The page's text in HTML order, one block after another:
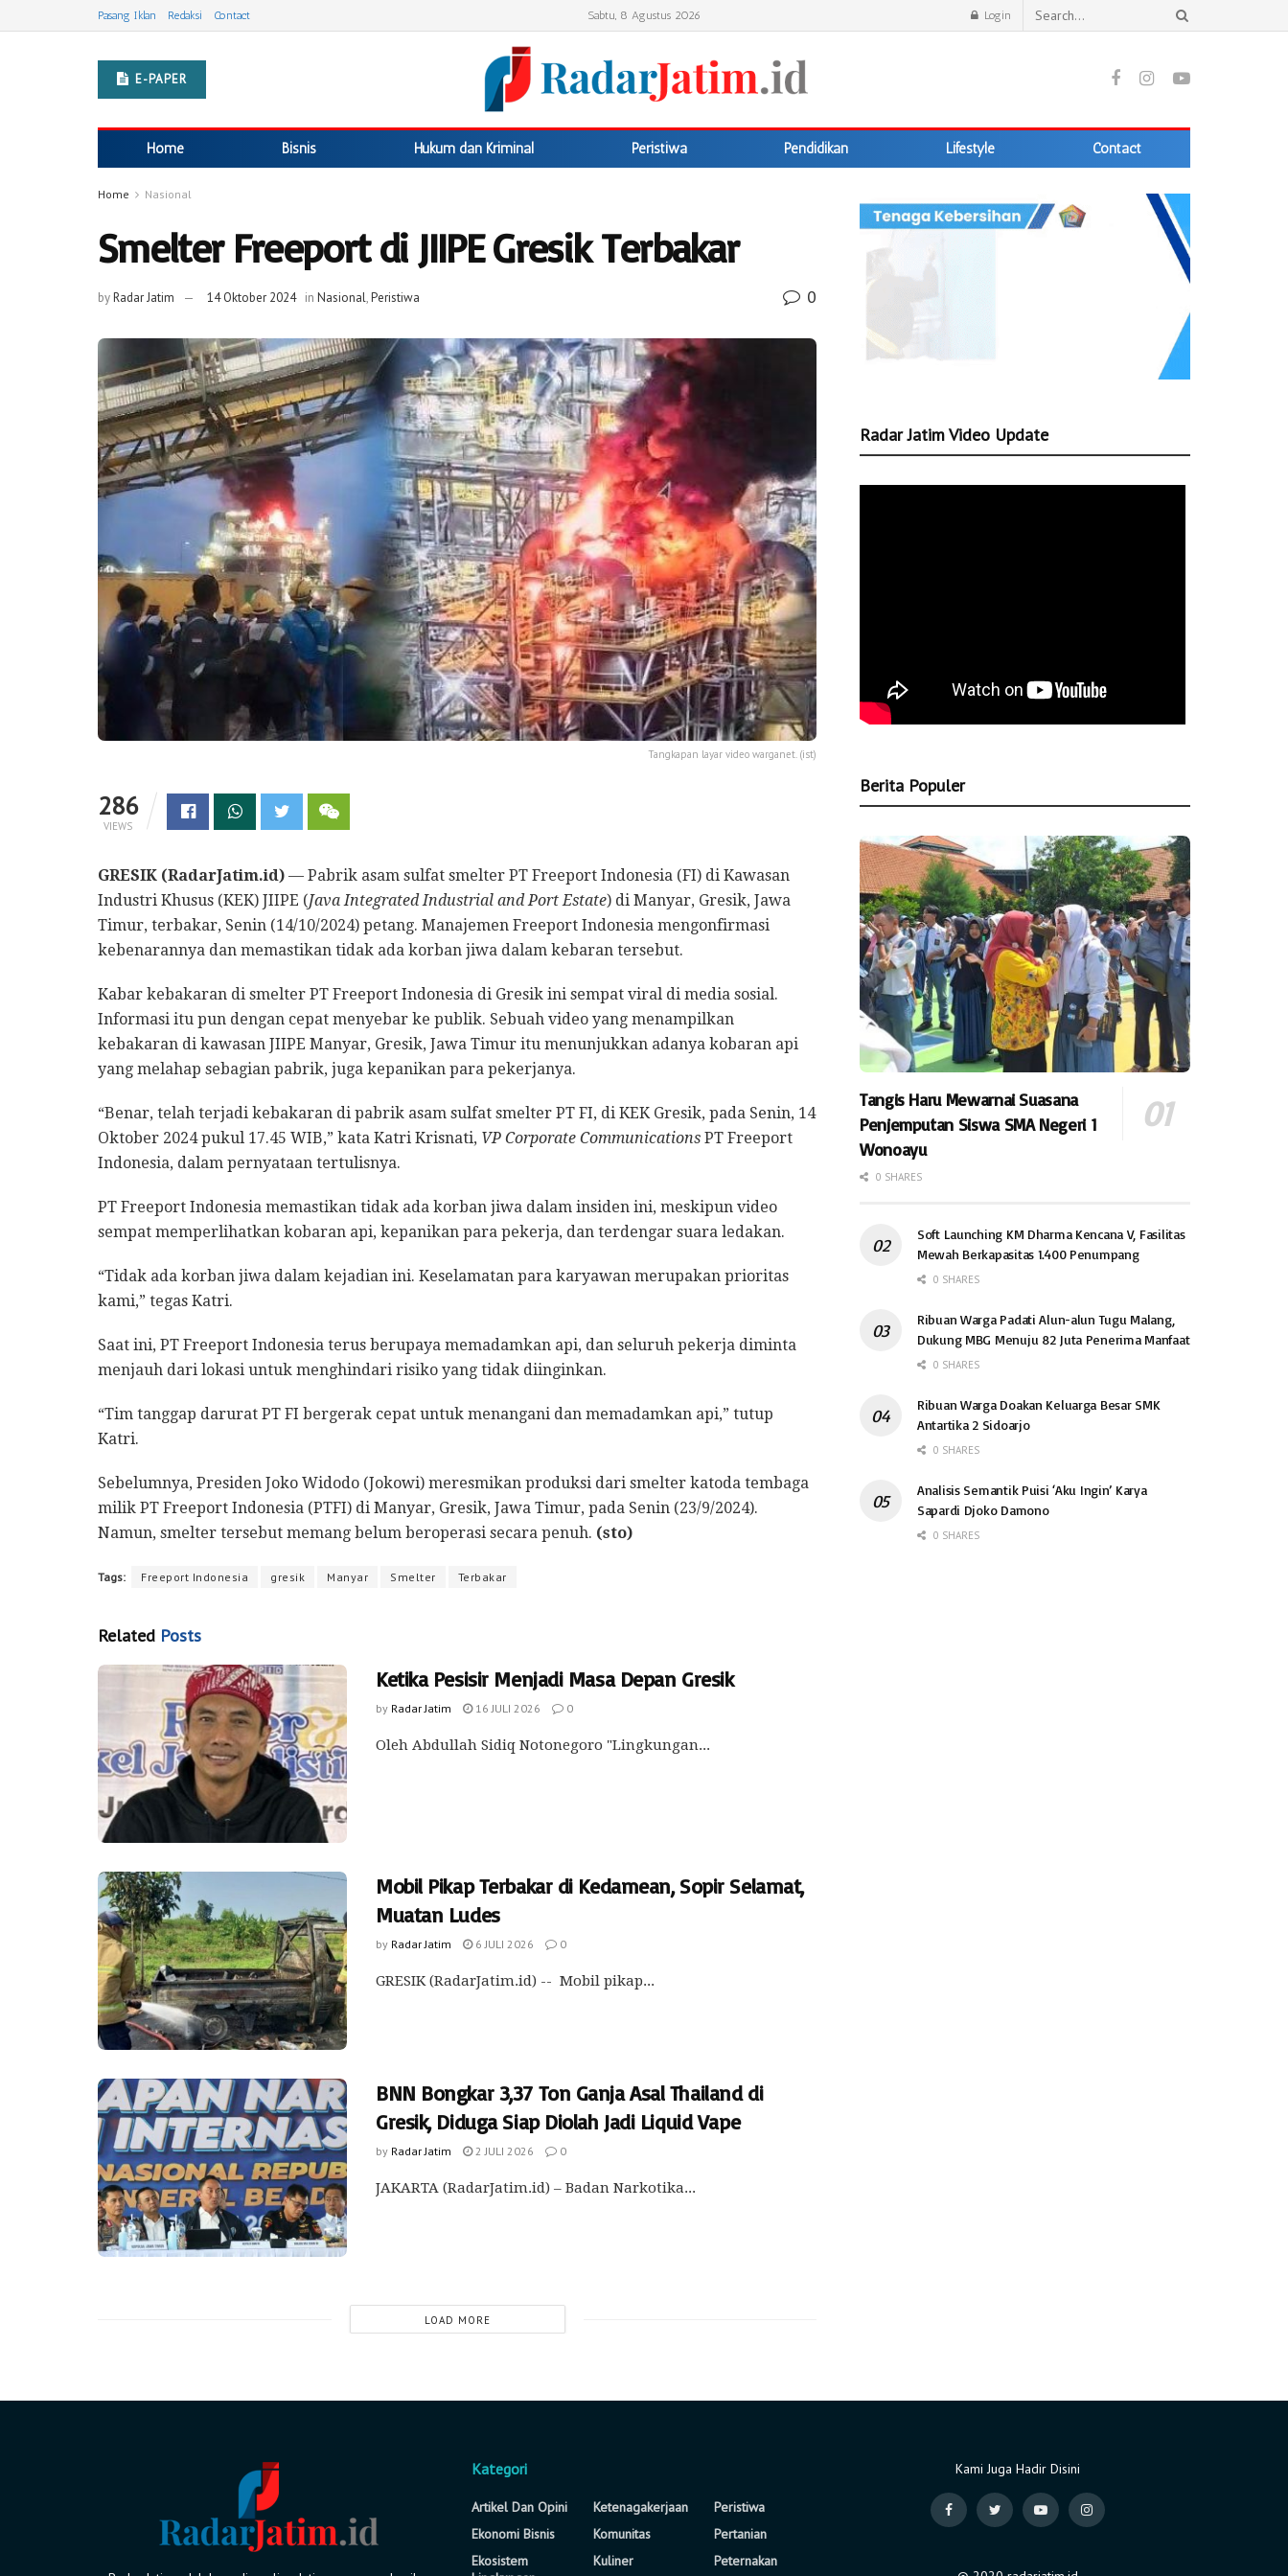
Pasang Iklan Redaksi Contact Sabtu, 8 Agustus 2026 Login
E-PAPER
Home Bisnis Hukum dan Kriminal Peristiwa Pendidikan Lifestyle Contact
Home Nasional
Smelter Freeport di JIIPE Gresik Terbakar
byRadar Jatim 14 Oktober 2024 in Nasional,Peristiwa 0
Tangkapan layar video warganet. (ist)
286
VIEWS
GRESIK (RadarJatim.id) — Pabrik asam sulfat smelter PT Freeport Indonesia (FI) di Kawasan
Industri Khusus (KEK) JIIPE (Java Integrated Industrial and Port Estate) di Manyar, Gresik, Jawa
Timur, terbakar, Senin (14/10/2024) petang. Manajemen Freeport Indonesia mengonfirmasi
kebenarannya dan memastikan tidak ada korban jiwa dalam kebaran tersebut.
Kabar kebakaran di smelter PT Freeport Indonesia di Gresik ini sempat viral di media sosial.
Informasi itu pun dengan cepat menyebar ke publik. Sebuah video yang menampilkan
kebakaran di kawasan JIIPE Manyar, Gresik, Jawa Timur itu menunjukkan adanya kobaran api
yang melahap sebagian pabrik, juga kepanikan para pekerjanya.
“Benar, telah terjadi kebakaran di pabrik asam sulfat smelter PT FI, di KEK Gresik, pada Senin, 14
Oktober 2024 pukul 17.45 WIB,” kata Katri Krisnati, VP Corporate Communications PT Freeport
Indonesia, dalam pernyataan tertulisnya.
PT Freeport Indonesia memastikan tidak ada korban jiwa dalam insiden ini, meskipun video
sempat memperlihatkan kobaran api, kepanikan para pekerja, dan terdengar suara ledakan.
“Tidak ada korban jiwa dalam kejadian ini. Keselamatan para karyawan merupakan prioritas
kami,” tegas Katri.
Saat ini, PT Freeport Indonesia terus berupaya memadamkan api, dan seluruh pekerja diminta
menjauh dari lokasi untuk menghindari risiko yang tidak diinginkan.
“Tim tanggap darurat PT FI bergerak cepat untuk menangani dan memadamkan api,” tutup
Katri.
Sebelumnya, Presiden Joko Widodo (Jokowi) meresmikan produksi dari smelter katoda tembaga
milik PT Freeport Indonesia (PTFI) di Manyar, Gresik, Jawa Timur, pada Senin (23/9/2024).
Namun, smelter tersebut memang belum beroperasi secara penuh. (sto)
Tags: Freeport Indonesia gresik Manyar Smelter Terbakar
Related Posts
Ketika Pesisir Menjadi Masa Depan Gresik
by Radar Jatim 16 JULI 2026 0
Oleh Abdullah Sidiq Notonegoro "Lingkungan...
Mobil Pikap Terbakar di Kedamean, Sopir Selamat,
Muatan Ludes
by Radar Jatim 6 JULI 2026 0
GRESIK (RadarJatim.id) -- Mobil pikap...
BNN Bongkar 3,37 Ton Ganja Asal Thailand di
Gresik, Diduga Siap Diolah Jadi Liquid Vape
by Radar Jatim 2 JULI 2026 0
JAKARTA (RadarJatim.id) – Badan Narkotika...
LOAD MORE
Radar Jatim Video Update
Berita Populer
Tangis Haru Mewarnai Suasana
Penjemputan Siswa SMA Negeri 1
Wonoayu
0 SHARES
Soft Launching KM Dharma Kencana V, Fasilitas
Mewah Berkapasitas 1.400 Penumpang
0 SHARES
Ribuan Warga Padati Alun-alun Tugu Malang,
Dukung MBG Menuju 82 Juta Penerima Manfaat
0 SHARES
Ribuan Warga Doakan Keluarga Besar SMK
Antartika 2 Sidoarjo
0 SHARES
Analisis Semantik Puisi ‘Aku Ingin’ Karya
Sapardi Djoko Damono
0 SHARES
Kategori
Artikel Dan Opini
Ekonomi Bisnis
Ekosistem
Ketenagakerjaan
Komunitas
Kuliner
Peristiwa
Pertanian
Peternakan
Kami Juga Hadir Disini